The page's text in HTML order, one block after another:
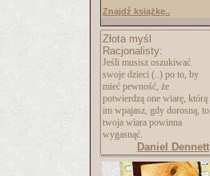
Znajdź książkę..
Złota myśl
Racjonalisty:
Jeśli musisz oszukiwać
swoje dzieci (..) po to, by
mieć pewność, że
potwierdzą one wiarę, którą
im wpajasz, gdy dorosną, to
twoja wiara powinna
wygasnąć.
Daniel Dennett